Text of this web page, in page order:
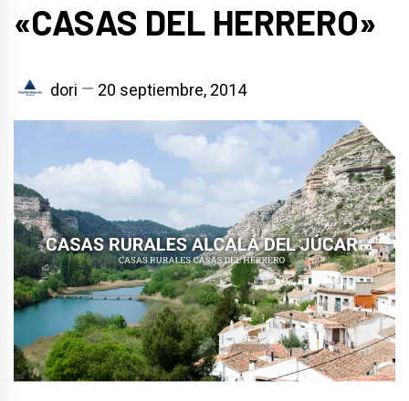
«CASAS DEL HERRERO»
dori 20 septiembre, 2014